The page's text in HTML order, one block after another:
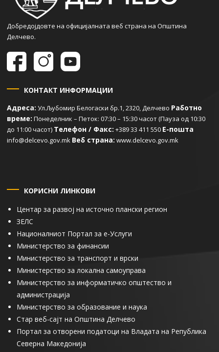
Добредојдовте на официјалната веб страна на Општина
Делчево.
КОНТАКТ ИНФОРМАЦИИ
Адреса: Ул.Љубомир Белогаски бр.1, 2320, Делчево Работно
време: Понеделник – Петок: 07:30 – 15:30 часот (Пауза од 10:30
до 11:00 часот) Телефон / Факс: +389 33 411 550 Е-пошта
info@delcevo.gov.mk Веб страна: www.delcevo.gov.mk
КОРИСНИ ЛИНКОВИ
Центар за развој на источно плански регион
ЗЕЛС
Националниот Портал за е-Услуги
Министерство за финансии
Министерство за транспорт и врски
Министерство за локална самоуправа
Министерство за информатичко општество и
администрација
Министерство за образование и наука
Стар веб-сајт на Општина Делчево
Портал за отворени податоци на Владата на Република
Северна Македонија